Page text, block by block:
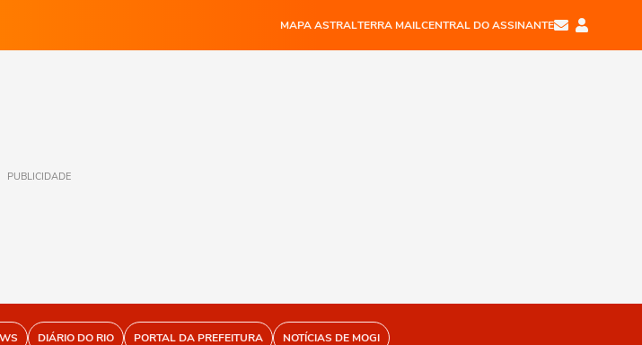
MAPA ASTRALTERRA MAILCENTRAL DO ASSINANTE
PUBLICIDADE
DIÁRIO DO RIO PORTAL DA PREFEITURA NOTÍCIAS DE MOGI